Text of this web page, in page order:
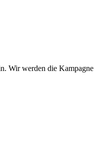
Wir werden die